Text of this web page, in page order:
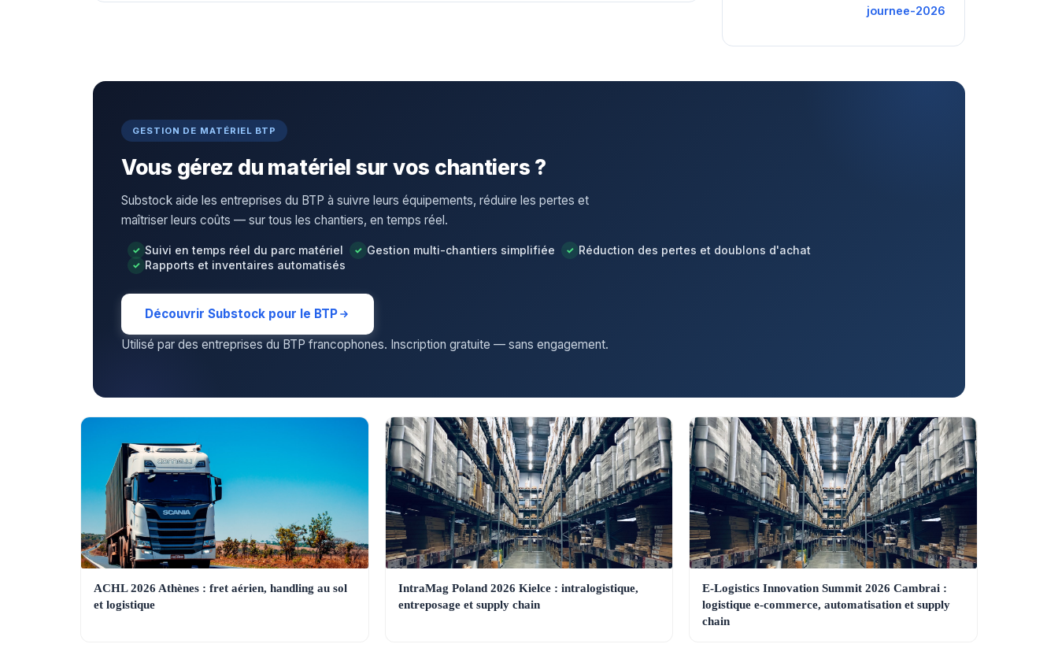
journee-2026
GESTION DE MATÉRIEL BTP
Vous gérez du matériel sur vos chantiers ?
Substock aide les entreprises du BTP à suivre leurs équipements, réduire les pertes et
maîtriser leurs coûts — sur tous les chantiers, en temps réel.
Suivi en temps réel du parc matériel Gestion multi-chantiers simplifiée
Réduction des pertes et doublons d'achat
Rapports et inventaires automatisés
Découvrir Substock pour le BTP
Utilisé par des entreprises du BTP francophones. Inscription gratuite — sans engagement.
ACHL 2026 Athènes : fret aérien, handling au sol
et logistique
IntraMag Poland 2026 Kielce : intralogistique,
entreposage et supply chain
E-Logistics Innovation Summit 2026 Cambrai :
logistique e-commerce, automatisation et supply
chain